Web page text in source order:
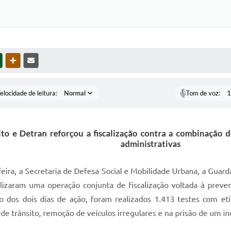
WHATSAPPOUTRAS MÍDIAS
de leitura: Tom de voz:
e Detran reforçou a fiscalização contra a
administrativas
a Secretaria de Defesa Social e Mobilidade Urbana, a
uma operação conjunta de fiscalização voltada à
dois dias de ação, foram realizados 1.413 testes com
trânsito, remoção de veículos irregulares e na prisão de um